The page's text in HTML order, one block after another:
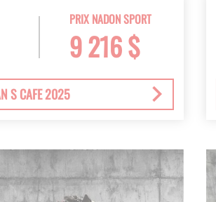
PRIX NADON SPORT
9 216 $
S CAFE 2025